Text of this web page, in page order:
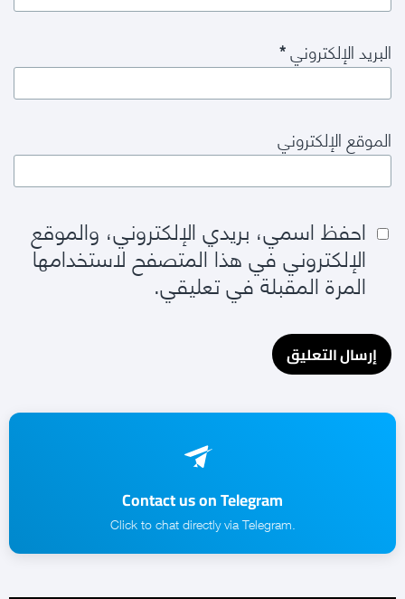
البريد الإلكتروني*
الموقع الإلكتروني
احفظ اسمي، بريدي الإلكتروني، والموقع
الإلكتروني في هذا المتصفح لاستخدامها
المرة المقبلة في تعليقي.
Contact us on Telegram
.Click to chat directly via Telegram